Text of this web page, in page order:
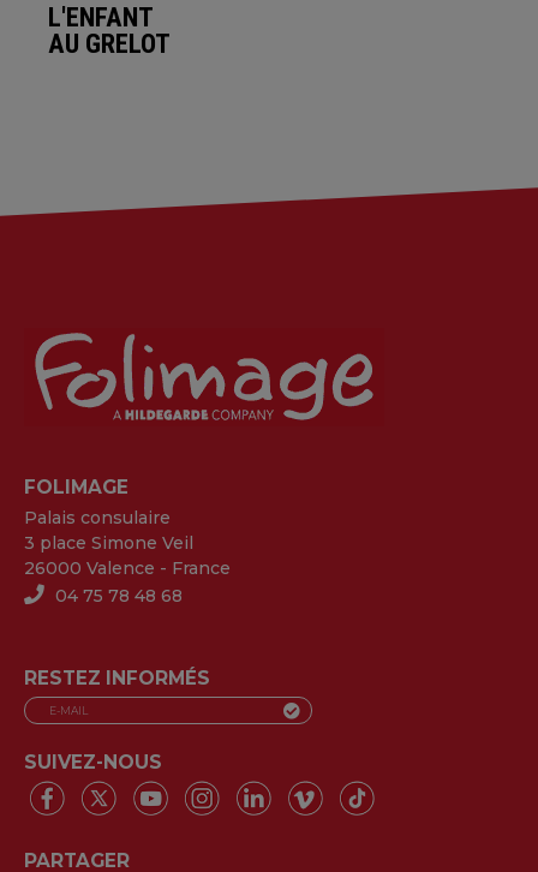
L'ENFANT
AU GRELOT
FOLIMAGE
Palais consulaire
3 place Simone Veil
26000 Valence - France
04 75 78 48 68
RESTEZ INFORMÉS
SUIVEZ-NOUS
PARTAGER